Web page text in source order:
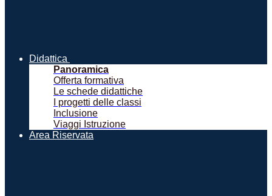
Didattica
Panoramica
Offerta formativa
Le schede didattiche
I progetti delle classi
Inclusione
Viaggi Istruzione
Area Riservata